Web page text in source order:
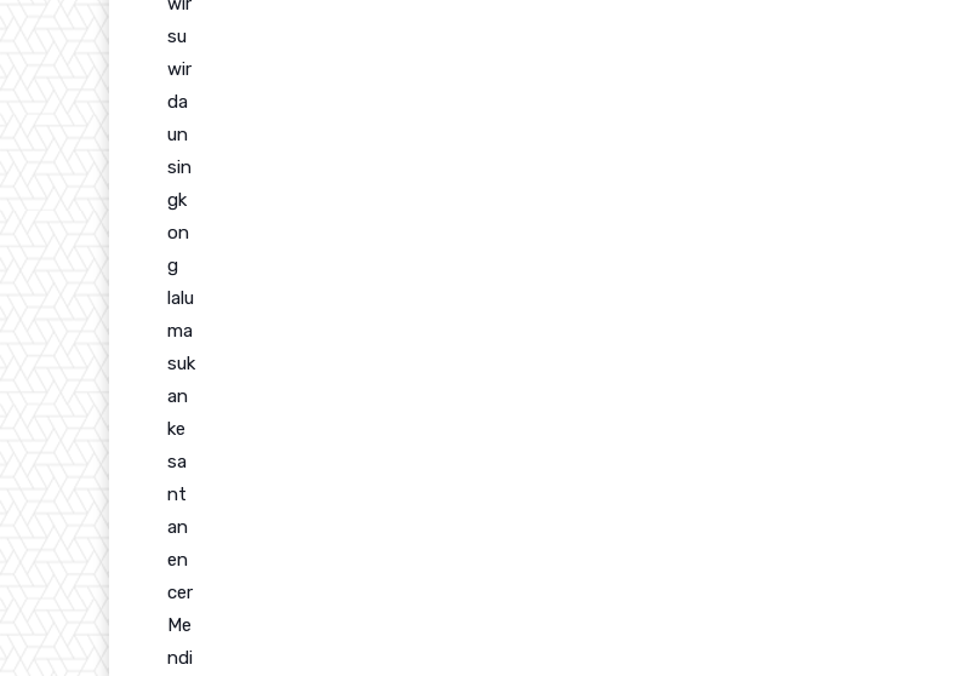
su
wir
da
un
sin
gk
on
g
lalu
ma
suk
an
ke
sa
nt
an
en
cer
Me
ndi